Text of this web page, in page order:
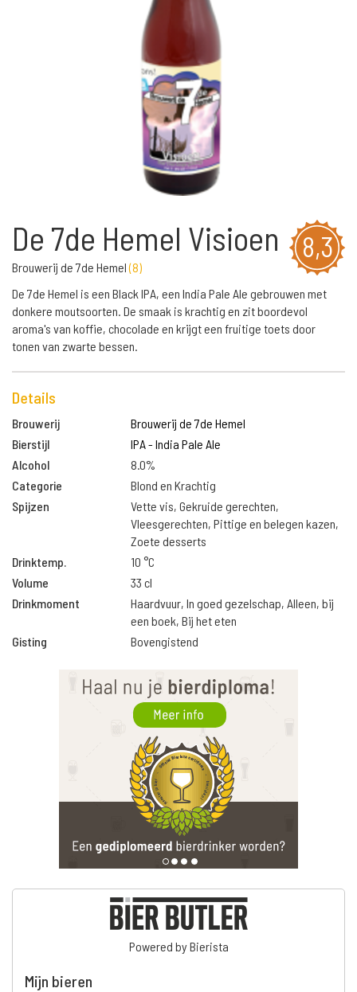
8,3
De 7de Hemel Visioen
Brouwerij de 7de Hemel(8)
De 7de Hemel is een Black IPA, een India Pale Ale gebrouwen met
donkere moutsoorten. De smaak is krachtig en zit boordevol
aroma's van koffie, chocolade en krijgt een fruitige toets door
tonen van zwarte bessen.
Details
Brouwerij
Brouwerij de 7de Hemel
Bierstijl
IPA - India Pale Ale
Alcohol
8.0%
Categorie
Blond en Krachtig
Spijzen
Vette vis, Gekruide gerechten,
Vleesgerechten, Pittige en belegen kazen,
Zoete desserts
Drinktemp.
10 °C
Volume
33 cl
Drinkmoment
Haardvuur, In goed gezelschap, Alleen, bij
een boek, Bij het eten
Gisting
Bovengistend
Powered by Bierista
Mijn bieren